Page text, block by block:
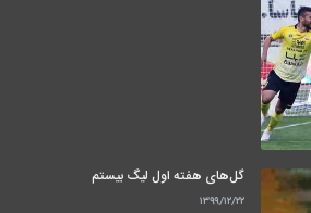
گل‌های هفته اول لیگ بیستم
۱۳۹۹/۱۲/۲۲